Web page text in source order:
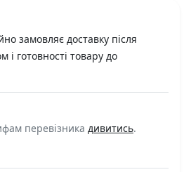
замовляє доставку після
і готовності товару до
перевізника дивитись.